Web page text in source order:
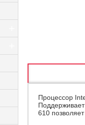
Процессор
610